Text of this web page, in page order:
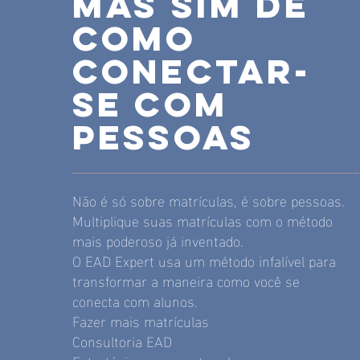
como
conectar-
se com
pessoas
Não é só sobre matrículas, é sobre pessoas.
Multiplique suas matrículas com o método
mais poderoso já inventado.
O EAD Expert usa um método infalível para
transformar a maneira como você se
conecta com alunos.
Fazer mais matrículas
Consultoria EAD